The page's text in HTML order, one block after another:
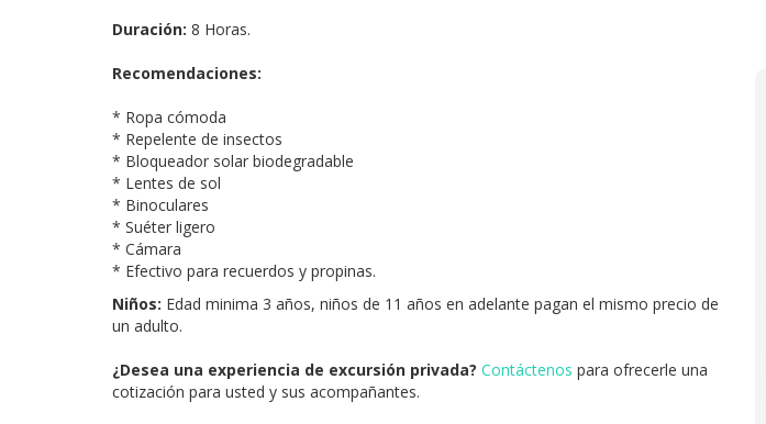
Duración: 8 Horas.
Recomendaciones:
* Ropa cómoda
* Repelente de insectos
* Bloqueador solar biodegradable
* Lentes de sol
* Binoculares
* Suéter ligero
* Cámara
* Efectivo para recuerdos y propinas.
Niños: Edad minima 3 años, niños de 11 años en adelante pagan el mismo precio de
un adulto.
¿Desea una experiencia de excursión privada? Contáctenos para ofrecerle una
cotización para usted y sus acompañantes.